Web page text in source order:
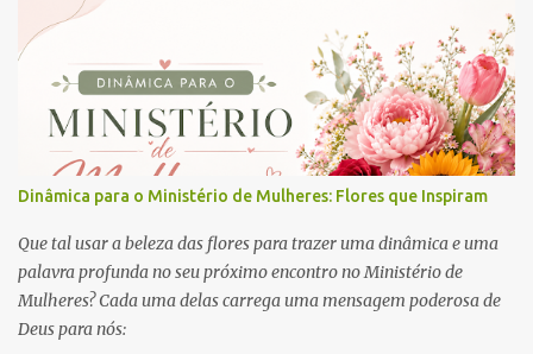
Dinâmica para o Ministério de Mulheres: Flores que Inspiram
Que tal usar a beleza das flores para trazer uma dinâmica e uma
palavra profunda no seu próximo encontro no Ministério de
Mulheres? Cada uma delas carrega uma mensagem poderosa de
Deus para nós: